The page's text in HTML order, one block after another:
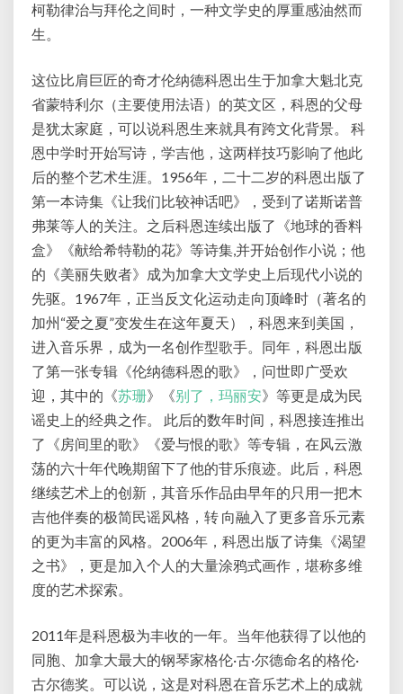
柯勒律治与拜伦之间时，一种文学史的厚重感油然而
生。
这位比肩巨匠的奇才伦纳德科恩出生于加拿大魁北克
省蒙特利尔（主要使用法语）的英文区，科恩的父母
是犹太家庭，可以说科恩生来就具有跨文化背景。 科
恩中学时开始写诗，学吉他，这两样技巧影响了他此
后的整个艺术生涯。1956年，二十二岁的科恩出版了
第一本诗集《让我们比较神话吧》，受到了诺斯诺普
弗莱等人的关注。之后科恩连续出版了《地球的香料
盒》《献给希特勒的花》等诗集,并开始创作小说；他
的《美丽失败者》成为加拿大文学史上后现代小说的
先驱。1967年，正当反文化运动走向顶峰时（著名的
加州“爱之夏”变发生在这年夏天），科恩来到美国，
进入音乐界，成为一名创作型歌手。同年，科恩出版
了第一张专辑《伦纳德科恩的歌》，问世即广受欢
迎，其中的《苏珊》《别了，玛丽安》等更是成为民
谣史上的经典之作。 此后的数年时间，科恩接连推出
了《房间里的歌》《爱与恨的歌》等专辑，在风云激
荡的六十年代晚期留下了他的苷乐痕迹。此后，科恩
继续艺术上的创新，其音乐作品由早年的只用一把木
吉他伴奏的极简民谣风格，转 向融入了更多音乐元素
的更为丰富的风格。2006年，科恩出版了诗集《渴望
之书》，更是加入个人的大量涂鸦式画作，堪称多维
度的艺术探索。
2011年是科恩极为丰收的一年。当年他获得了以他的
同胞、加拿大最大的钢琴家格伦·古·尔德命名的格伦·
古尔德奖。可以说，这是对科恩在音乐艺术上的成就